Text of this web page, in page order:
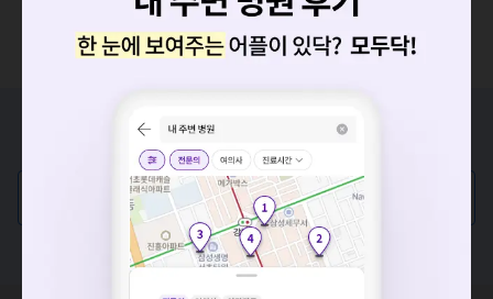
증상/치료, 궁금한 점이 있나요?
의사가 직접 답해드려요!
💬 무엇이든 물어보세요
혹은, 의료상담 서비스에 다양한 게시글 보러가기
요청하신 작업을 처리하지 못했습니다.
네트워크 또는 서버의 일시적인 오류로, 잠시 후 다시 시도해주
세요. 지속적으로 문제가 발생할 경우 모두닥 채널톡으로 문의